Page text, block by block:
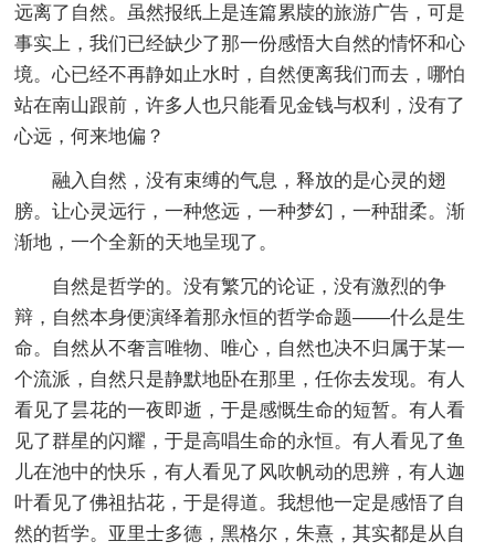
远离了自然。虽然报纸上是连篇累牍的旅游广告，可是
事实上，我们已经缺少了那一份感悟大自然的情怀和心
境。心已经不再静如止水时，自然便离我们而去，哪怕
站在南山跟前，许多人也只能看见金钱与权利，没有了
心远，何来地偏？
融入自然，没有束缚的气息，释放的是心灵的翅
膀。让心灵远行，一种悠远，一种梦幻，一种甜柔。渐
渐地，一个全新的天地呈现了。
自然是哲学的。没有繁冗的论证，没有激烈的争
辩，自然本身便演绎着那永恒的哲学命题——什么是生
命。自然从不奢言唯物、唯心，自然也决不归属于某一
个流派，自然只是静默地卧在那里，任你去发现。有人
看见了昙花的一夜即逝，于是感慨生命的短暂。有人看
见了群星的闪耀，于是高唱生命的永恒。有人看见了鱼
儿在池中的快乐，有人看见了风吹帆动的思辨，有人迦
叶看见了佛祖拈花，于是得道。我想他一定是感悟了自
然的哲学。亚里士多德，黑格尔，朱熹，其实都是从自